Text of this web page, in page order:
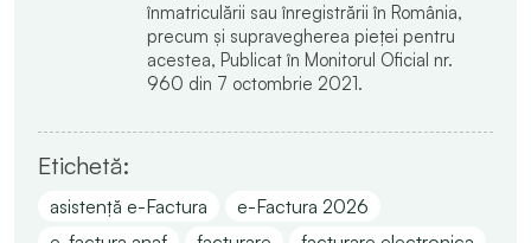
înmatriculării sau înregistrării în România,
precum și supravegherea pieței pentru
acestea, Publicat în Monitorul Oficial nr.
960 din 7 octombrie 2021.
Etichetă:
asistență e-Factura
e-Factura 2026